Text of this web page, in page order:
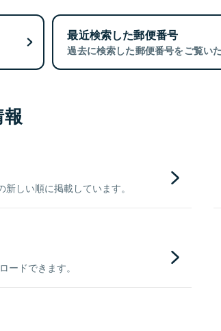
最近検索した郵便番号
過去に検索した郵便番号をご覧いた
しい順に掲載しています。
ードできます。